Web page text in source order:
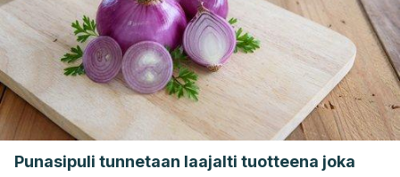
Punasipuli tunnetaan laajalti tuotteena joka